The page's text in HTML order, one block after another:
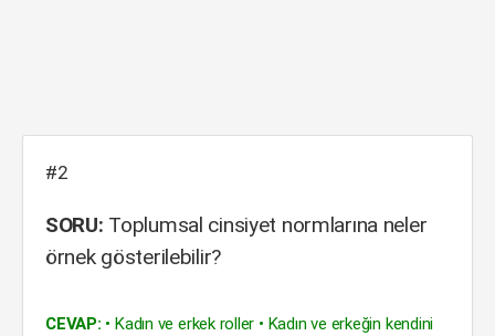
#2
SORU: Toplumsal cinsiyet normlarına neler
örnek gösterilebilir?
CEVAP: • Kadın ve erkek roller • Kadın ve erkeğin kendini